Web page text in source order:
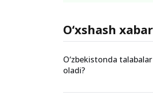
O‘xshash
O‘zbekistonda
oladi?